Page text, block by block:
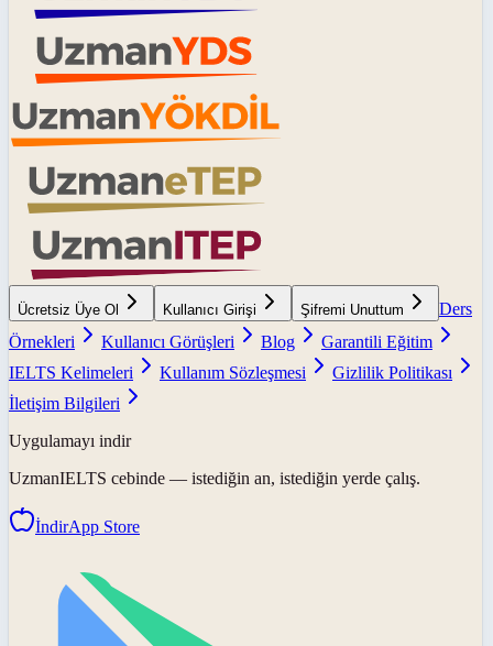
Ücretsiz Üye Ol Kullanıcı Girişi Şifremi Unuttum
Ders
Örnekleri
Kullanıcı Görüşleri Blog
Garantili Eğitim
IELTS Kelimeleri
Kullanım Sözleşmesi
Gizlilik Politikası
İletişim Bilgileri
Uygulamayı indir
UzmanIELTS cebinde — istediğin an, istediğin yerde çalış.
İndirApp Store